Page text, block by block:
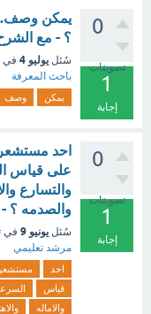
0
تصويتات
1
إجابة
يمكن
؟ - مع
سُئل يوليو 4 في
باحث المعرفة
يمكن وصف
0
تصويتات
1
إجابة
احد
على قياس
والتسارع
والصدمه ؟
سُئل يونيو 9 في
مرشد تعليمي
احد
قياس
والاماله